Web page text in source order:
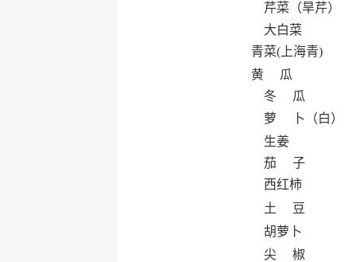
芹菜（旱芹）
大白菜
青菜(上海青)
黄 瓜
冬 瓜
萝 卜（白）
生姜
茄 子
西红柿
土 豆
胡萝卜
尖 椒